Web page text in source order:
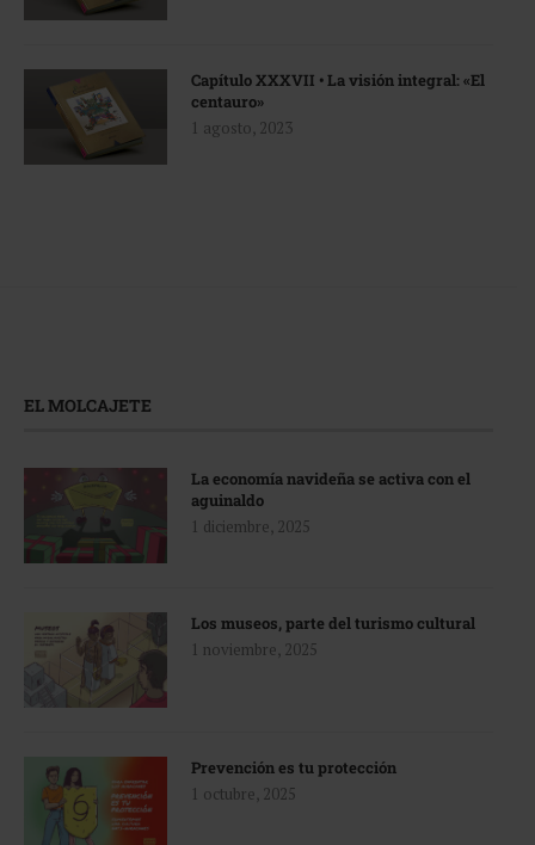
Capítulo XXXVII • La visión integral: «El
centauro»
1 agosto, 2023
EL MOLCAJETE
La economía navideña se activa con el
aguinaldo
1 diciembre, 2025
Los museos, parte del turismo cultural
1 noviembre, 2025
Prevención es tu protección
1 octubre, 2025